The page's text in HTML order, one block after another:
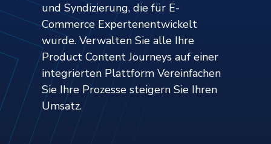
und Syndizierung, die für E-
Commerce Expertenentwickelt
wurde. Verwalten Sie alle Ihre
Product Content Journeys auf einer
integrierten Plattform Vereinfachen
Sie Ihre Prozesse steigern Sie Ihren
Umsatz.